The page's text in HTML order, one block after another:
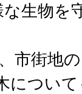
生物を
市街地
につい